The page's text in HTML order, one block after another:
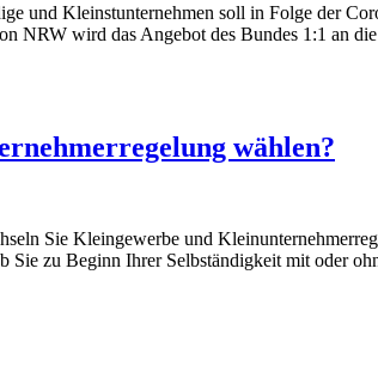
und Kleinstunternehmen soll in Folge der
NRW wird das Angebot des Bundes 1:1 an
wählen?
Sie Kleingewerbe und
Sie zu Beginn Ihrer Selbständigkeit mit oder